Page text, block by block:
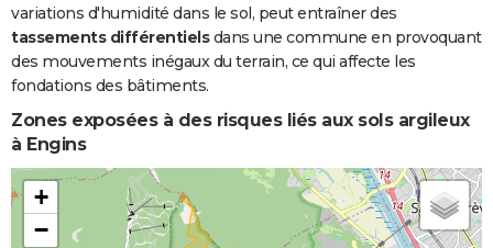
variations d'humidité dans le sol, peut entraîner des
tassements différentielsdans une commune en provoquant
des mouvements inégaux du terrain, ce qui affecte les
fondations des bâtiments.
Zones exposées à des risques liés aux sols argileux
à Engins
+
−